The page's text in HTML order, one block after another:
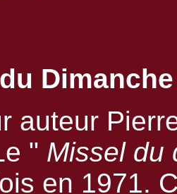
auteur
" Missel du
en 1971.